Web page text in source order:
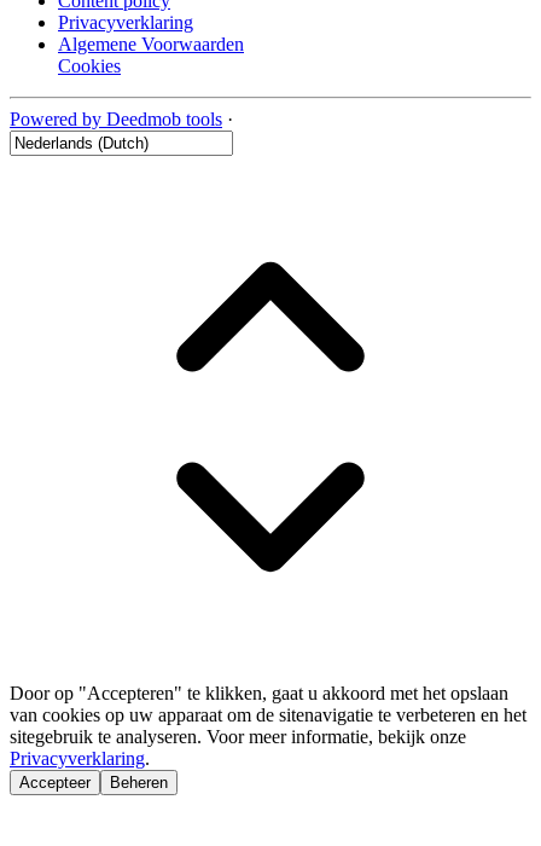
Privacyverklaring
Algemene Voorwaarden
Cookies
Powered by Deedmob tools ·
Door op "Accepteren" te klikken, gaat u akkoord met het opslaan
van cookies op uw apparaat om de sitenavigatie te verbeteren en het
sitegebruik te analyseren. Voor meer informatie, bekijk onze
Privacyverklaring.
Accepteer Beheren